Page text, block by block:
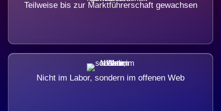
Teilweise bis zur Marktführerschaft gewachsen
Nicht im Labor, sondern im offenen Web